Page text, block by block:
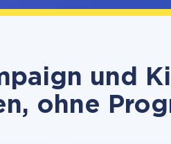
und
ohne